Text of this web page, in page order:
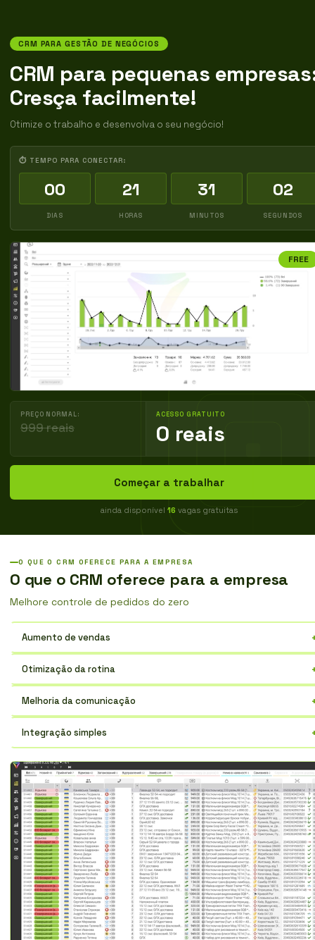
CRM PARA GESTÃO DE NEGÓCIOS
CRM para pequenas
Cresça facilmente!
Otimize o trabalho e desenvolva o seu negócio!
⏱ TEMPO PARA CONECTAR:
00
DIAS
21
HORAS
31
MINUTOS
01
SEGUNDOS
FREE
PREÇO NORMAL:
999 reais
ACESSO GRATUITO
0 reais
Começar a trabalhar
ainda disponível 16 vagas gratuitas
O QUE O CRM OFERECE PARA A EMPRESA
O que o CRM oferece para a empresa
Melhore controle de pedidos do zero
Aumento de vendas
Otimização da rotina
Melhoria da comunicação
Integração simples